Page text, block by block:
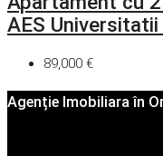
AES
89,000 €
Agenție Imobiliara în